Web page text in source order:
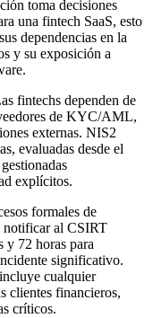
toma decisiones
una fintech SaaS, esto
dependencias en la
y su exposición a
fintechs dependen de
de KYC/AML,
externas. NIS2
evaluadas desde el
explícitos.
formales de
notificar al CSIRT
y 72 horas para
significativo.
cualquier
clientes financieros,
críticos.